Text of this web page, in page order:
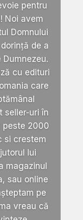
pentru
Noi avem
Domnului
de a
cu edituri
care
seller-uri în
peste 2000
si crestem
lui
magazinul
sau online
pe
vreau că